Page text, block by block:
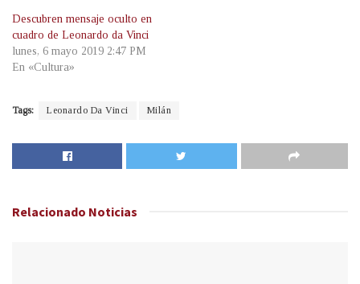
Descubren mensaje oculto en
cuadro de Leonardo da Vinci
lunes, 6 mayo 2019 2:47 PM
En «Cultura»
Tags: Leonardo Da Vinci Milán
Relacionado Noticias